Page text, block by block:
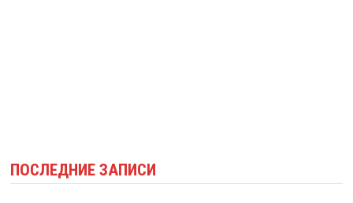
ПОСЛЕДНИЕ ЗАПИСИ